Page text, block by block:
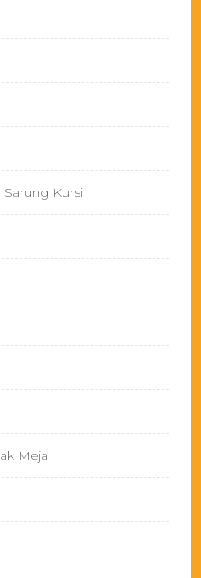
Sarung Kursi
Meja